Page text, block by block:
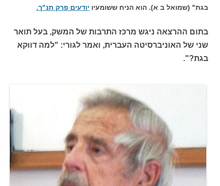
בגת" (שמואל ב א). הוא הניח ששומעיו יודעים פרק תנ"ך.
בתום ההרצאה ניגש מרכז התרבות של המשק, בעל תואר
שני של האוניברסיטה העברית, ואמר לגורי: "למה דווקא
בגת?".